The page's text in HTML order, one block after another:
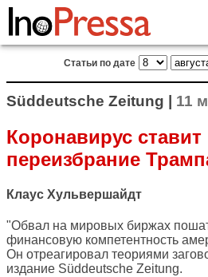
Статьи по дате
Süddeutsche Zeitung | 11
Коронавирус ставит
переизбрание
Клаус Хульвершайдт
"Обвал на мировых биржах
финансовую компетентность
Он отреагировал теориями
издание Süddeutsche Zeitung.